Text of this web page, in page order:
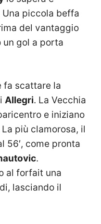
piccola beffa
del vantaggio
un gol a porta
fa scattare la
Allegri. La Vecchia
e iniziano
più clamorosa, il
56′, come pronta
.
al forfait una
lasciando il